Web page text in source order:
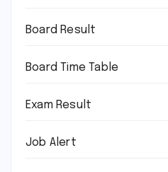
Board Result
Board Time Table
Exam Result
Job Alert